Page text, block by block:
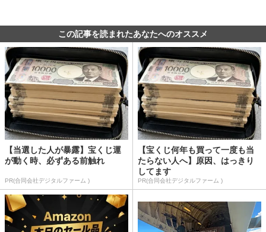
この記事を読まれたあなたへのオススメ
【当選した人が暴露】宝くじ運
が動く時、必ずある前触れ
PR(合同会社デジタルファーム )
【宝くじ何年も買って一度も当
たらない人へ】原因、はっきり
してます
PR(合同会社デジタルファーム )